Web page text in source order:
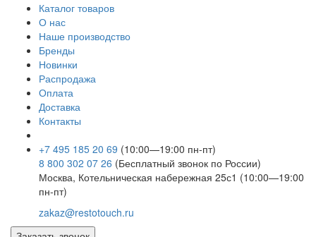
Каталог товаров
О нас
Наше производство
Бренды
Новинки
Распродажа
Оплата
Доставка
Контакты
+7 495 185 20 69 (10:00—19:00 пн-пт)
8 800 302 07 26 (Бесплатный звонок по России)
Москва, Котельническая набережная 25с1 (10:00—19:00
пн-пт)
zakaz@restotouch.ru